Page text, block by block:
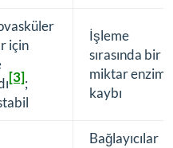
için
[3];
İşleme
sırasında bir
miktar enzim
kaybı
Bağlayıcılar